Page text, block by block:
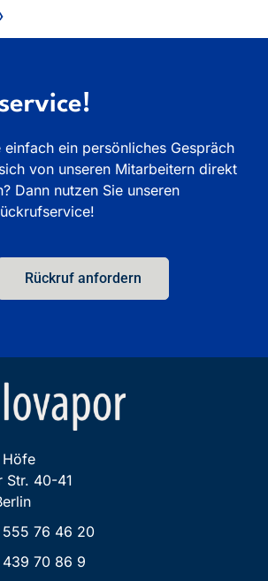
einfach ein persönliches Gespräch
von unseren Mitarbeitern direkt
Dann nutzen Sie unseren
Rückruf anfordern
Höfe
Str. 40-41
76 46 20
70 86 9